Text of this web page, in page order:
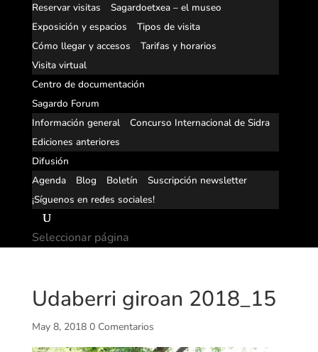
Reservar visitas
Sagardoetxea – el museo
Exposición y espacios
Tipos de visita
Cómo llegar y accesos
Tarifas y horarios
Visita virtual
Centro de documentación
Sagardo Forum
Información general
Concurso Internacional de Sidra
Ediciones anteriores
Difusión
Agenda
Blog Boletín
Suscripción newsletter
¡Síguenos en redes sociales!
Seleccionar página
Udaberri giroan 2018_15
May 8, 2018 0 Comentarios